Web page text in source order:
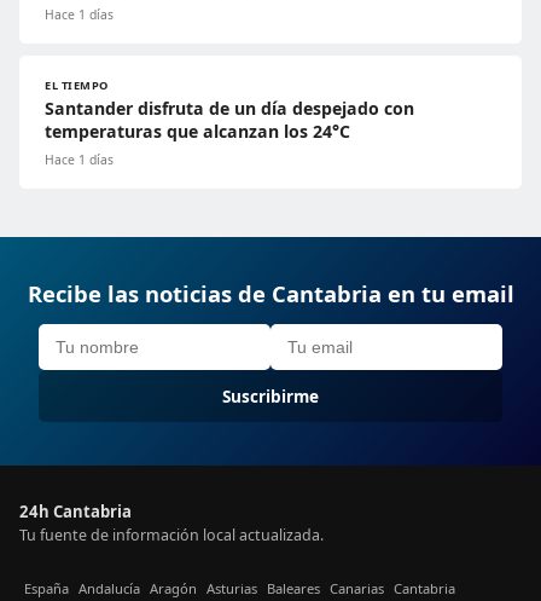
Hace 1 días
EL TIEMPO
Santander disfruta de un día despejado con
temperaturas que alcanzan los 24°C
Hace 1 días
Recibe las noticias de Cantabria en tu email
Suscribirme
24h Cantabria
Tu fuente de información local actualizada.
España Andalucía Aragón Asturias Baleares Canarias Cantabria